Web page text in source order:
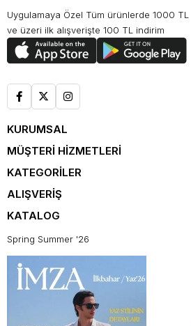
Uygulamaya Özel Tüm ürünlerde 1000 TL
ve üzeri ilk alışverişte 100 TL indirim
KURUMSAL
MÜŞTERİ HİZMETLERİ
KATEGORİLER
ALIŞVERİŞ
KATALOG
Spring Summer '26